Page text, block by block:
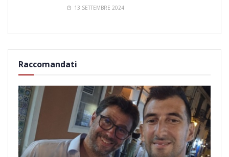
13 SETTEMBRE 2024
Raccomandati